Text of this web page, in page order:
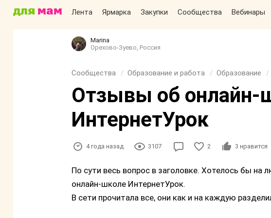
Лента Ярмарка Закупки Сообщества Вебинары
Marina
Орехово-Зуево, Россия
Сообщества Образование и работа Образование
Отзывы об онлайн-
ИнтернетУрок
4 года назад 3107 2 3 нравится
По сути весь вопрос в заголовке. Хотелось бы
онлайн-школе ИнтернетУрок.
В сети прочитала все, они как и на каждую